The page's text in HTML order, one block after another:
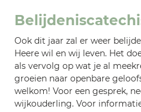
Ook dit jaar zal er weer
Heere wil en wij leven. Het
als vervolg op wat je al
groeien naar openbare
welkom! Voor een gesprek,
wijkouderling. Voor